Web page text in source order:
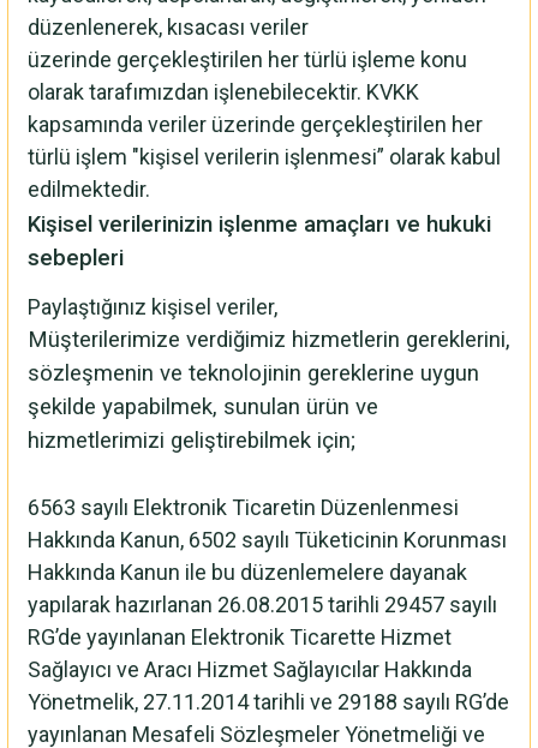
düzenlenerek, kısacası veriler
üzerinde gerçekleştirilen her türlü işleme konu
olarak tarafımızdan işlenebilecektir. KVKK
kapsamında veriler üzerinde gerçekleştirilen her
türlü işlem "kişisel verilerin işlenmesi” olarak kabul
edilmektedir.
Kişisel verilerinizin işlenme amaçları ve hukuki
sebepleri
Paylaştığınız kişisel veriler,
Müşterilerimize verdiğimiz hizmetlerin gereklerini,
sözleşmenin ve teknolojinin gereklerine uygun
şekilde yapabilmek, sunulan ürün ve
hizmetlerimizi geliştirebilmek için;
6563 sayılı Elektronik Ticaretin Düzenlenmesi
Hakkında Kanun, 6502 sayılı Tüketicinin Korunması
Hakkında Kanun ile bu düzenlemelere dayanak
yapılarak hazırlanan 26.08.2015 tarihli 29457 sayılı
RG’de yayınlanan Elektronik Ticarette Hizmet
Sağlayıcı ve Aracı Hizmet Sağlayıcılar Hakkında
Yönetmelik, 27.11.2014 tarihli ve 29188 sayılı RG’de
yayınlanan Mesafeli Sözleşmeler Yönetmeliği ve